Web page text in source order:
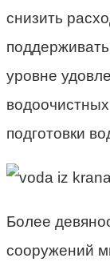
снизить
уровне
подготовки
Более
сооружений